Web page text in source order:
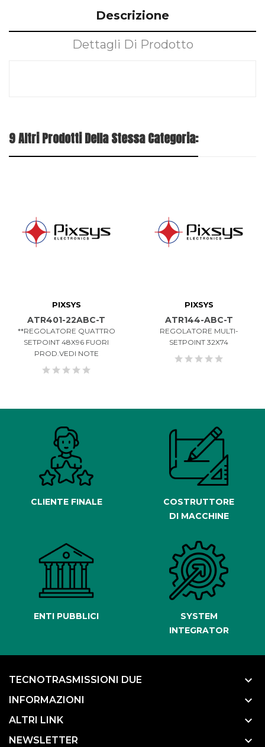
Descrizione
Dettagli Di Prodotto
9 Altri Prodotti Della Stessa Categoria:
PIXSYS
ATR401-22ABC-T
**REGOLATORE QUATTRO
SETPOINT 48X96 FUORI
PROD.VEDI NOTE
PIXSYS
ATR144-ABC-T
REGOLATORE MULTI-
SETPOINT 32X74
CLIENTE FINALE
COSTRUTTORE
DI MACCHINE
ENTI PUBBLICI
SYSTEM
INTEGRATOR
TECNOTRASMISSIONI DUE keyboard_arrow_down
INFORMAZIONI keyboard_arrow_down
ALTRI LINK keyboard_arrow_down
NEWSLETTER keyboard_arrow_down